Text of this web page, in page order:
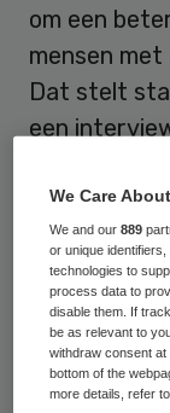
om een
mensen
Dat stelt
een
Van Rijn
hetSER-
iedereen’
conferentie
de zorg en
25 mei
We Care
We and our889
or unique
technologies to
process data to
disable them. If
be as relevant to
withdraw consent
bottom of the
more details, refer